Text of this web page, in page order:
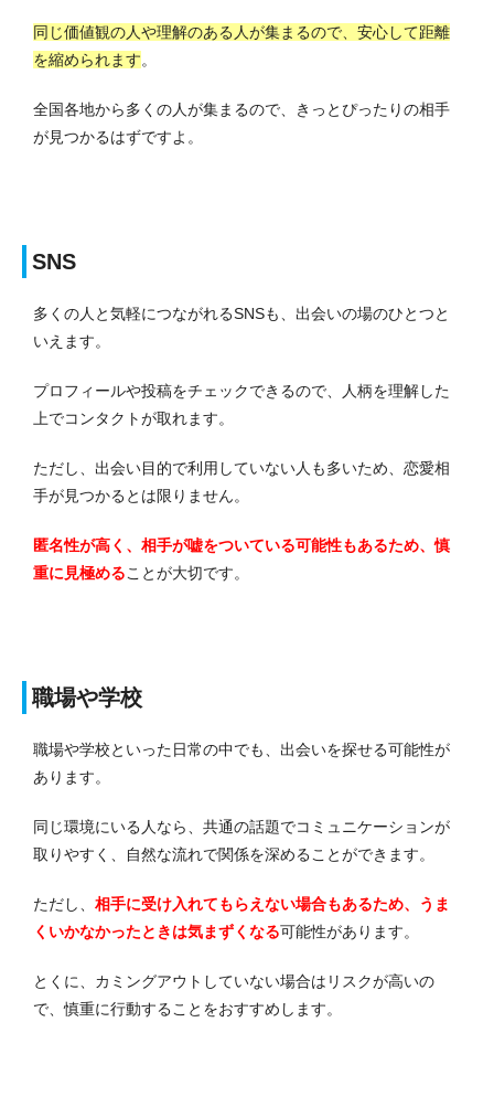
同じ価値観の人や理解のある人が集まるので、安心して距離
を縮められます。
全国各地から多くの人が集まるので、きっとぴったりの相手
が見つかるはずですよ。
SNS
多くの人と気軽につながれるSNSも、出会いの場のひとつと
いえます。
プロフィールや投稿をチェックできるので、人柄を理解した
上でコンタクトが取れます。
ただし、出会い目的で利用していない人も多いため、恋愛相
手が見つかるとは限りません。
匿名性が高く、相手が嘘をついている可能性もあるため、慎
重に見極めることが大切です。
職場や学校
職場や学校といった日常の中でも、出会いを探せる可能性が
あります。
同じ環境にいる人なら、共通の話題でコミュニケーションが
取りやすく、自然な流れで関係を深めることができます。
ただし、 相手に受け入れてもらえない場合もあるため、うま
くいかなかったときは気まずくなる可能性があります。
とくに、カミングアウトしていない場合はリスクが高いの
で、慎重に行動することをおすすめします。